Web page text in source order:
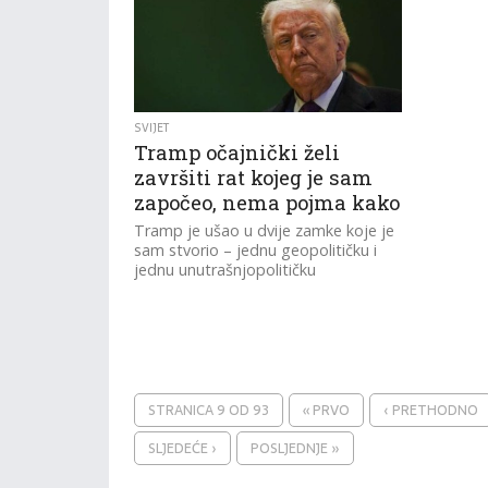
SVIJET
Tramp očajnički želi
završiti rat kojeg je sam
započeo, nema pojma kako
Tramp je ušao u dvije zamke koje je
sam stvorio – jednu geopolitičku i
jednu unutrašnjopolitičku
STRANICA 9 OD 93 « PRVO ‹ PRETHODNO
SLJEDEĆE ›
POSLJEDNJE »